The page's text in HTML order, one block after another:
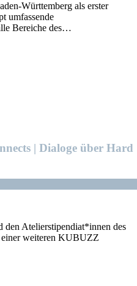
Württemberg als erster
umfassende
Bereiche des…
| Dialoge über Hard
den Atelierstipendiat*innen des
einer weiteren KUBUZZ